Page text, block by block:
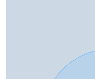
Zekerheidsstelling: